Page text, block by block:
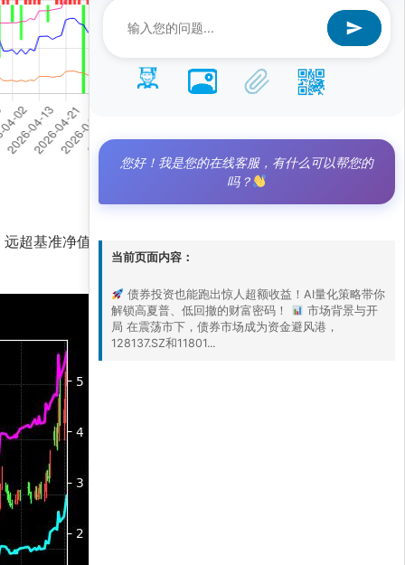
超基准净值2.0，显示出强劲的主动管理能
您好！我是您的在线客服，有什么可以帮您的
吗？
当前页面内容：
债券投资也能跑出惊人超额收益！AI量化策略带你
解锁高夏普、低回撤的财富密码！
市场背景与开
局 在震荡市下，债券市场成为资金避风港，
128137.SZ和11801...